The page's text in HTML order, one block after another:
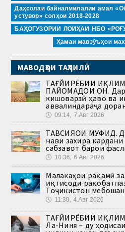
Даҳсолаи байналмилалии амал
устувор» солҳои 2018-2028
БАҲОГУЗОРИИ ЛОИҲАИ НБО
Ҳамаи мавзӯъҳои
МАВОДҲОИ ТАҲЛИЛӢ
ТАҒЙИРЁБИИ
ПАЙОМАДҲОИ ОН. Дар
кишоварзӣ ҳаво ва
аввалиндараҷа
🕔 09:14, 7.Авг 2026
ТАВСИЯҲОИ МУФИД.
нави захира
сабзавот барои
🕔 10:36, 6.Авг 2026
Малакаҳои рақамӣ
иқтисоди
Тоҷикистон
🕔 11:30, 4.Авг 2026
ТАҒЙИРЁБИИ
Ла-Ниня – ду